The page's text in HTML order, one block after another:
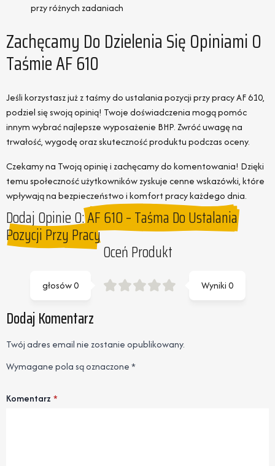
przy różnych zadaniach
Zachęcamy Do Dzielenia Się Opiniami O
Taśmie AF 610
Jeśli korzystasz już z taśmy do ustalania pozycji przy pracy AF 610,
podziel się swoją opinią! Twoje doświadczenia mogą pomóc
innym wybrać najlepsze wyposażenie BHP. Zwróć uwagę na
trwałość, wygodę oraz skuteczność produktu podczas oceny.
Czekamy na Twoją opinię i zachęcamy do komentowania! Dzięki
temu społeczność użytkowników zyskuje cenne wskazówki, które
wpływają na bezpieczeństwo i komfort pracy każdego dnia.
Dodaj Opinie O:AF 610 – Taśma Do Ustalania
Pozycji Przy Pracy
Oceń Produkt
Wyniki0
głosów0
Dodaj Komentarz
Twój adres email nie zostanie opublikowany.
Wymagane pola są oznaczone*
Komentarz *